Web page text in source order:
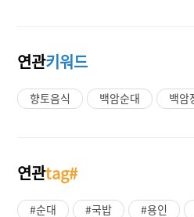
연관키워드
향토음식 백암순대 백암
연관tag#
#순대 #국밥 #용인